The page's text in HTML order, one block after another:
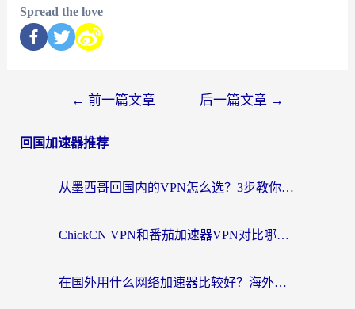
Spread the love
← 前一篇文章 后一篇文章 →
回国加速器推荐
从墨西哥回国内的VPN怎么选？3步教你无缝刷剧、玩国服游戏
ChickCN VPN和番茄加速器VPN对比哪个回国效果更好？海外党亲测后的真实答案
在国外用什么网络加速器比较好？海外党亲测：从痛点到解决方案的全攻略